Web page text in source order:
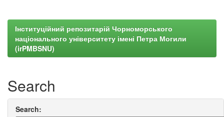
Інституційний репозитарій Чорноморського
національного університету імені Петра Могили
(irPMBSNU)
Search
Search: